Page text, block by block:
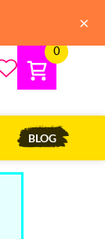
0
BLOG
×